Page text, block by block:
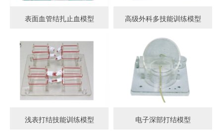
表面血管结扎止血模型 高级外科多技能训练模型
浅表打结技能训练模型 电子深部打结模型